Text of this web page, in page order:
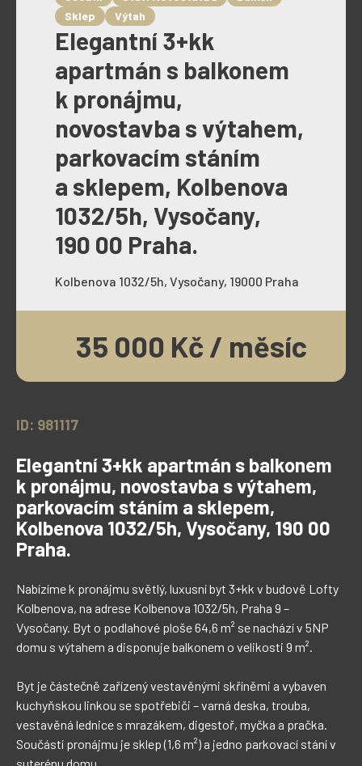
Elegantní 3+kk
apartmán s balkonem
k pronájmu,
novostavba s výtahem,
parkovacím stáním
a sklepem, Kolbenova
1032/5h, Vysočany,
190 00 Praha.
Kolbenova 1032/5h, Vysočany, 19000 Praha
Sklep
Výtah
35 000 Kč / měsíc
ID: 981117
Elegantní 3+kk apartmán s balkonem
k pronájmu, novostavba s výtahem,
parkovacím stáním a sklepem,
Kolbenova 1032/5h, Vysočany, 190 00
Praha.
Nabízíme k pronájmu světlý, luxusní byt 3+kk v budově Lofty
Kolbenova, na adrese Kolbenova 1032/5h, Praha 9 –
Vysočany. Byt o podlahové ploše 64,6 m² se nachází v 5NP
domu s výtahem a disponuje balkonem o velikosti 9 m².
Byt je částečně zařízený vestavěnými skříněmi a vybaven
kuchyňskou linkou se spotřebiči – varná deska, trouba,
vestavěná lednice s mrazákem, digestoř, myčka a pračka.
Součástí pronájmu je sklep (1,6 m²) a jedno parkovací stání v